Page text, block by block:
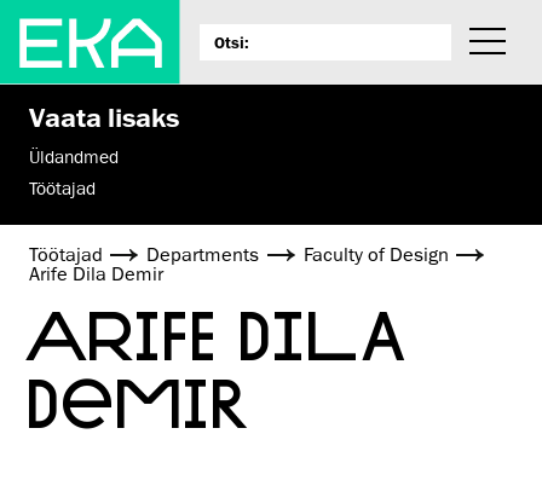
Vaata lisaks
Üldandmed
Töötajad
Töötajad Departments
Faculty of Design
Arife Dila Demir
ARIFE DILA
DEMIR